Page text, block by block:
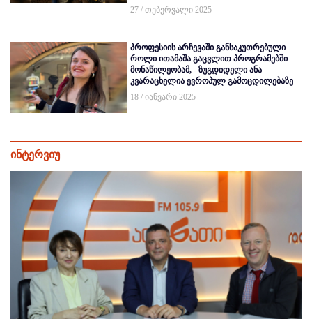
27 / თებერვალი 2025
პროფესიის არჩევაში განსაკუთრებული
როლი ითამაშა გაცვლით პროგრამებში
მონაწილეობამ, - ზუგდიდელი ანა
კვარაცხელია ევროპულ გამოცდილებაზე
18 / იანვარი 2025
ინტერვიუ